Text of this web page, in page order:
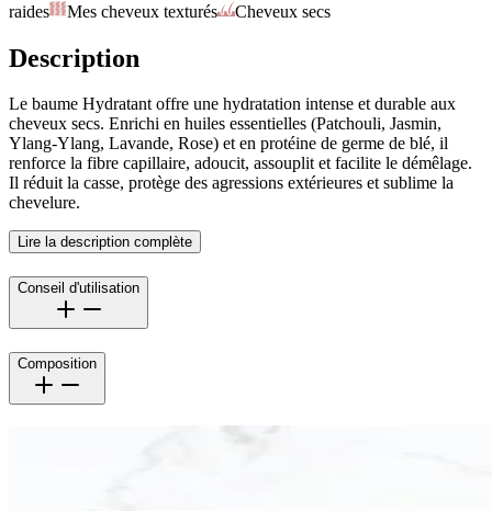
raides
Mes cheveux texturés Cheveux secs
Description
Le baume Hydratant offre une hydratation intense et durable aux
cheveux secs. Enrichi en huiles essentielles (Patchouli, Jasmin,
Ylang-Ylang, Lavande, Rose) et en protéine de germe de blé, il
renforce la fibre capillaire, adoucit, assouplit et facilite le démêlage.
Il réduit la casse, protège des agressions extérieures et sublime la
chevelure.
Lire la description complète
Conseil d'utilisation
Composition